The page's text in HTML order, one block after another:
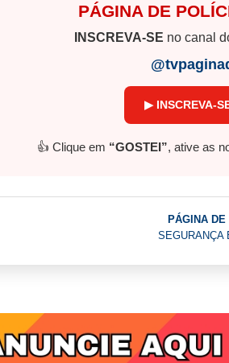
PÁGINA DE
INSCREVA-SE no canal
▶ INSCREVA-
👍 Clique em “GOSTEI”, ative as
PÁGINA DE
SEGURANÇA